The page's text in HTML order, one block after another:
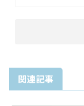
関連記事